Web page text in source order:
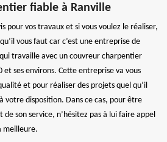
fiable à Ranville
pour vos travaux et si vous voulez le réaliser,
vous faut car c’est une entreprise de
travaille avec un couvreur charpentier
et ses environs. Cette entreprise va vous
et pour réaliser des projets quel qu’il
votre disposition. Dans ce cas, pour être
son service, n’hésitez pas à lui faire appel
meilleure.